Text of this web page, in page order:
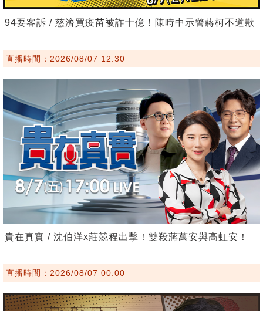
94要客訴 / 慈濟買疫苗被詐十億！陳時中示警蔣柯不道歉
直播時間：2026/08/07 12:30
貴在真實 / 沈伯洋x莊競程出擊！雙殺蔣萬安與高虹安！
直播時間：2026/08/07 00:00